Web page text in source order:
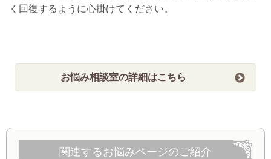
く回復するように心掛けてください。
お悩み相談室の詳細はこちら
関連するお悩みページのご紹介